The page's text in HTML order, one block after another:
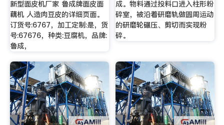
新型面皮机厂家 鲁成牌面皮面
藕机 人造肉豆皮的详细页面。
订货号:6767，加工定制:是，货
号:67676，种类:豆腐机，品牌:
鲁成，
成。物料通过投料口进入柱形粉
碎室，被沿着研磨轨做圆周运动
的研磨轮碾压、剪切而实现粉
碎。